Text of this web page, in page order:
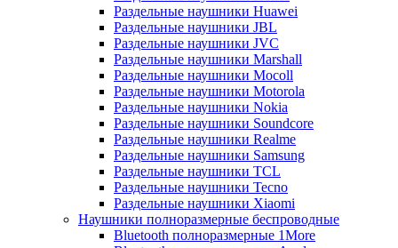
Раздельные наушники Huawei
Раздельные наушники JBL
Раздельные наушники JVC
Раздельные наушники Marshall
Раздельные наушники Mocoll
Раздельные наушники Motorola
Раздельные наушники Nokia
Раздельные наушники Soundcore
Раздельные наушники Realme
Раздельные наушники Samsung
Раздельные наушники TCL
Раздельные наушники Tecno
Раздельные наушники Xiaomi
Наушники полноразмерные беспроводные
Bluetooth полноразмерные 1More